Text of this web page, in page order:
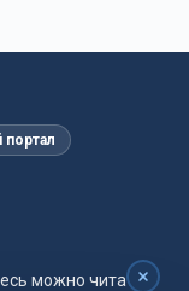
портал
можно читать